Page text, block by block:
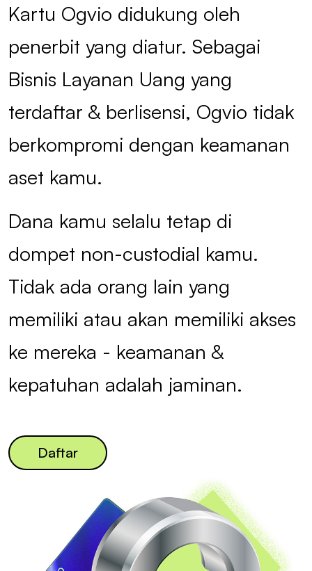
Kartu Ogvio didukung oleh
penerbit yang diatur. Sebagai
Bisnis Layanan Uang yang
terdaftar & berlisensi, Ogvio tidak
berkompromi dengan keamanan
aset kamu.
Dana kamu selalu tetap di
dompet non-custodial kamu.
Tidak ada orang lain yang
memiliki atau akan memiliki akses
ke mereka - keamanan &
kepatuhan adalah jaminan.
Daftar